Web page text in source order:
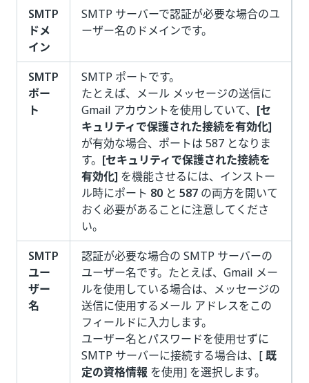
SMTP
ドメ
イン
SMTP サーバーで認証が必要な場合のユ
ーザー名のドメインです。
SMTP
ポー
ト
SMTP ポートです。
たとえば、メール メッセージの送信に
Gmail アカウントを使用していて、 [セ
キュリティで保護された接続を有効化]
が有効な場合、ポートは 587 となりま
す。 [セキュリティで保護された接続を
有効化] を機能させるには、インストー
ル時にポート 80 と 587 の両方を開いて
おく必要があることに注意してくださ
い。
SMTP
ユー
ザー
名
認証が必要な場合の SMTP サーバーの
ユーザー名です。たとえば、Gmail メー
ルを使用している場合は、メッセージの
送信に使用するメール アドレスをこの
フィールドに入力します。
ユーザー名とパスワードを使用せずに
SMTP サーバーに接続する場合は、[既
定の資格情報 を使用] を選択します。